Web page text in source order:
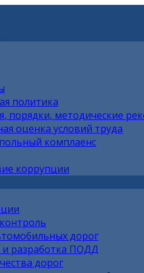
политика
порядки, методические
оценка условий труда
комплаенс
коррупции
дорог
и разработка ПОДД
дорог